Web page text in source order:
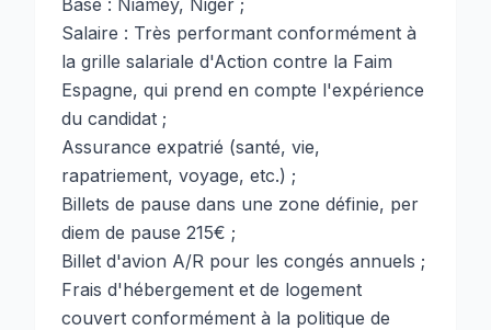
Base : Niamey, Niger ;
Salaire : Très performant conformément à
la grille salariale d'Action contre la Faim
Espagne, qui prend en compte l'expérience
du candidat ;
Assurance expatrié (santé, vie,
rapatriement, voyage, etc.) ;
Billets de pause dans une zone définie, per
diem de pause 215€ ;
Billet d'avion A/R pour les congés annuels ;
Frais d'hébergement et de logement
couvert conformément à la politique de